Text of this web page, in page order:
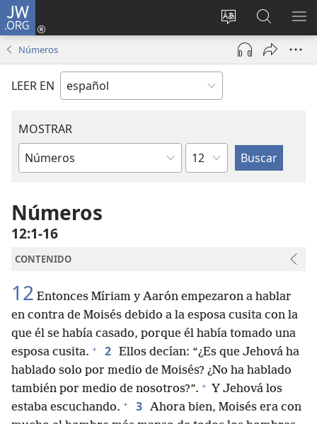
JW.ORG
Cambiar
idioma
del sitio
Iniciar
sesión
(abre
nueva
en
jw.org
Números
LEER EN
MOSTRAR
Libro
la
Biblia
Capítulo
Números
12:1-16
CONTENIDO
12 Entonces Míriam y Aarón empezaron a hablar
en contra de Moisés debido a la esposa cusita con la
que él se había casado, porque él había tomado una
esposa cusita. + 2 Ellos decían: “¿Es que Jehová ha
hablado solo por medio de Moisés? ¿No ha hablado
también por medio de nosotros?”. + Y Jehová los
estaba escuchando. + 3 Ahora bien, Moisés era con